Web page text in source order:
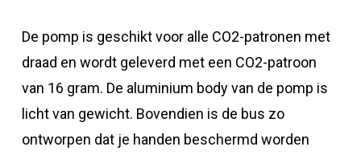
De pomp is geschikt voor alle CO2-patronen met
draad en wordt geleverd met een CO2-patroon
van 16 gram. De aluminium body van de pomp is
licht van gewicht. Bovendien is de bus zo
ontworpen dat je handen beschermd worden